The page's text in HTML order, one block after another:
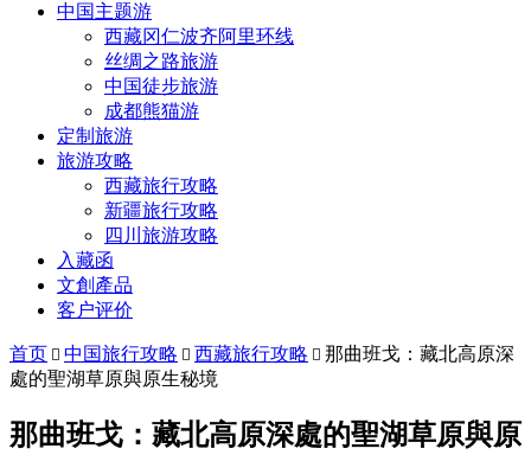
中国主题游
西藏冈仁波齐阿里环线
丝绸之路旅游
中国徒步旅游
成都熊猫游
定制旅游
旅游攻略
西藏旅行攻略
新疆旅行攻略
四川旅游攻略
入藏函
文創產品
客户评价
首页  中国旅行攻略  西藏旅行攻略  那曲班戈：藏北高原深
處的聖湖草原與原生秘境
那曲班戈：藏北高原深處的聖湖草原與原